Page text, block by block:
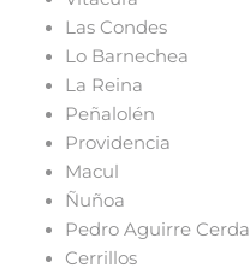
Las Condes
Lo Barnechea
La Reina
Peñalolén
Providencia
Macul
Ñuñoa
Pedro Aguirre Cerda
Cerrillos